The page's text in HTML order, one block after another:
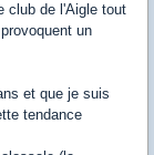
club de l'Aigle tout
un
et que je suis
tendance